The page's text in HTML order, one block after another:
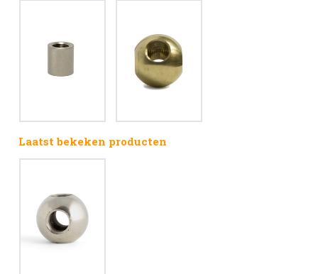
Laatst bekeken producten